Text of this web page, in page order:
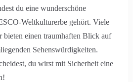
du eine wunderschöne
Weltkulturerbe gehört. Viele
bieten einen traumhaften Blick auf
Sehenswürdigkeiten.
du wirst mit Sicherheit eine